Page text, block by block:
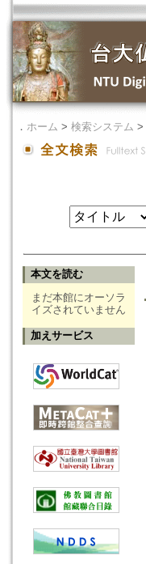
． ホーム > 検索システム >
本文を読む
まだ本館にオーソラ
イズされていません
加えサービス